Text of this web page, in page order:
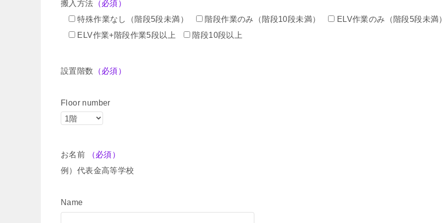
搬入方法 （必須）
特殊作業なし（階段5段未満）
階段作業のみ（階段10段未満）
ELV作業のみ（階段5段未満
ELV作業+階段作業5段以上
階段10段以上
設置階数 （必須）
Floor number
お名前
（必須）
例）代表金高等学校
Name